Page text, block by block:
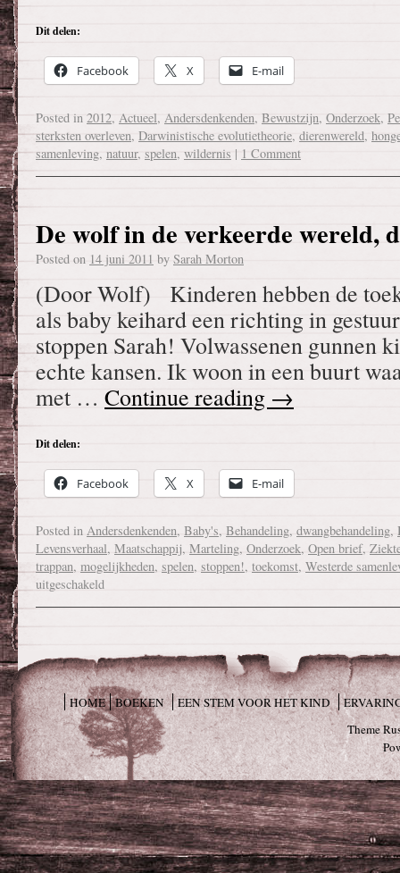
Dit delen:
Facebook X E-mail
Posted in 2012, Actueel, Andersdenkenden, Bewustzijn, Onderzoek,
sterksten overleven, Darwinistische evolutietheorie, dierenwereld,
samenleving, natuur, spelen, wildernis | 1 Comment
De wolf in de verkeerde wereld,
Posted on 14 juni 2011 by Sarah Morton
(Door Wolf) Kinderen hebben de
als baby keihard een richting in
stoppen Sarah! Volwassenen gunnen
echte kansen. Ik woon in een buurt
met … Continue reading →
Dit delen:
Facebook X E-mail
Posted in Andersdenkenden, Baby's, Behandeling, dwangbehandeling,
Levensverhaal, Maatschappij, Marteling, Onderzoek, Open brief,
trappan, mogelijkheden, spelen, stoppen!, toekomst, Westerde
uitgeschakeld
HOME BOEKEN EEN STEM VOOR HET KIND
Theme